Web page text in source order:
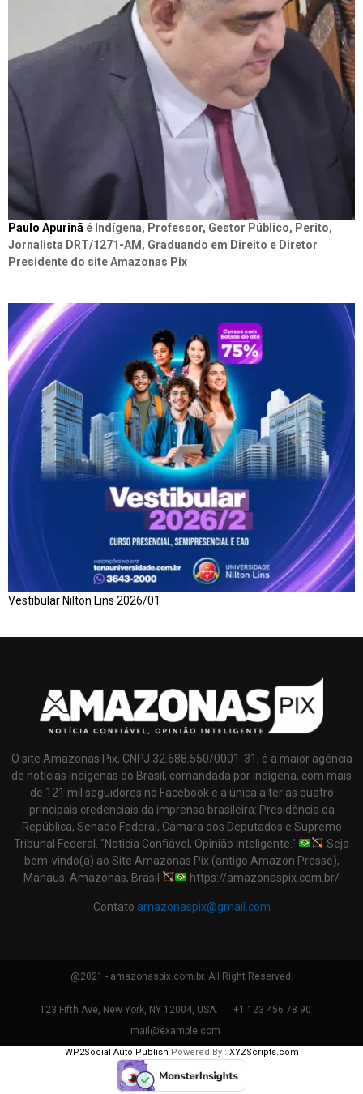
Paulo Apurinã é Indígena, Professor, Gestor Público, Perito,
Jornalista DRT/1271-AM, Graduando em Direito e Diretor
Presidente do site Amazonas Pix
Vestibular Nilton Lins 2026/01
O site Amazonas Pix, CNPJ 32.688.550/0001-31, é a maior agência
de notícias indígenas do Brasil, comandada por indígena, com mais
de 121 mil seguidores no Facebook e a única a ter as quatro
principais credenciais da imprensa brasileira: Presidência da
República, Senado Federal, Câmara dos Deputados e Supremo
Tribunal Federal. "Noticia Confiável, Opinião Inteligente."
Seja
bem-vindo(a) ao Site Amazonas Pix (antigo Amazon Presse),
Manaus, Amazonas, Brasil
https://amazonaspix.com.br/
Contato amazonaspix@gmail.com
@2021 - amazonaspix.com.br. All Right Reserved.
123 Fifth Ave, New York, NY 12004, USA.
+1 123 456 78 90
mail@example.com
WP2Social Auto Publish Powered By : XYZScripts.com